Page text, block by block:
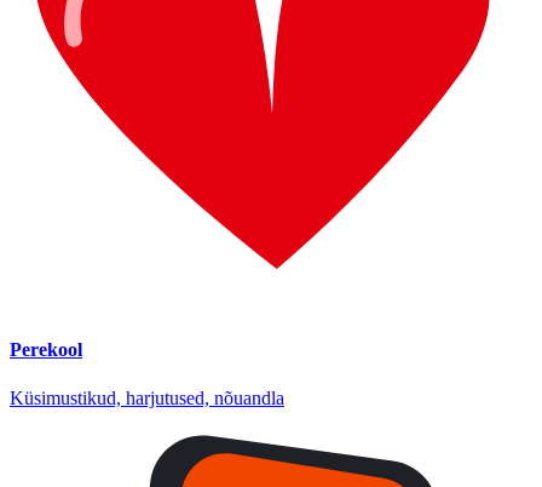
Perekool
Küsimustikud, harjutused, nõuandla